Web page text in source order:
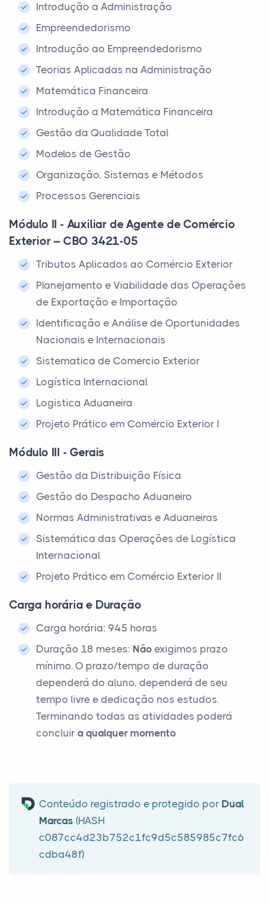
Introdução a Administração
Empreendedorismo
Introdução ao Empreendedorismo
Teorias Aplicadas na Administração
Matemática Financeira
Introdução a Matemática Financeira
Gestão da Qualidade Total
Modelos de Gestão
Organização, Sistemas e Métodos
Processos Gerenciais
Módulo II - Auxiliar de Agente de Comércio
Exterior – CBO 3421-05
Tributos Aplicados ao Comércio Exterior
Planejamento e Viabilidade das Operações
de Exportação e Importação
Identificação e Análise de Oportunidades
Nacionais e Internacionais
Sistematica de Comercio Exterior
Logística Internacional
Logistica Aduaneira
Projeto Prático em Comércio Exterior I
Módulo III - Gerais
Gestão da Distribuição Física
Gestão do Despacho Aduaneiro
Normas Administrativas e Aduaneiras
Sistemática das Operações de Logística
Internacional
Projeto Prático em Comércio Exterior II
Carga horária e Duração
Carga horária: 945 horas
Duração 18 meses: Não exigimos prazo
mínimo. O prazo/tempo de duração
dependerá do aluno, dependerá de seu
tempo livre e dedicação nos estudos.
Terminando todas as atividades poderá
concluir a qualquer momento
Conteúdo registrado e protegido por Dual
Marcas (HASH
c087cc4d23b752c1fc9d5c585985c7fc6
cdba48f)